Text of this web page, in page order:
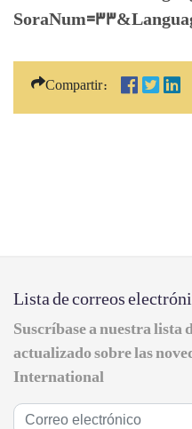
Compartir:
Lista de correos
Suscríbase a nuestra lista
actualizado sobre las
International